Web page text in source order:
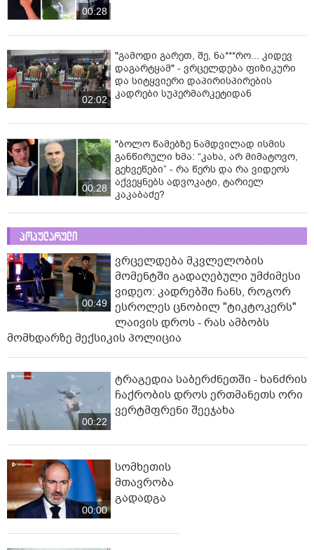
00:28
02:02
"გამოდი გარეთ, შე, ნა***რო... კიდევ
დაგარტყამ" - ვრცელდება ფიზიკური
და სიტყვიერი დაპირისპირების
კადრები სუპერმარკეტიდან
00:28
"ბოლო წამებზე ნამდვილად ისმის
განწირული ხმა: “კახა, არ მიმატოვო,
გეხვეწები” - რა წერს და რა ვიდეოს
აქვეყნებს ადვოკატი, ტარიელ
კაკაბაძე?
პოპულარული
00:49
ვრცელდება მკვლელობის
მომენტში გადაღებული უმძიმესი
ვიდეო: კადრებში ჩანს, როგორ
ესროლეს ცნობილ "ტიკტოკერს"
ლაივის დროს - რას ამბობს
მომხდარზე მექსიკის პოლიცია
00:22
ტრაგედია საბერძნეთში - ხანძრის
ჩაქრობის დროს ერთმანეთს ორი
ვერტმფრენი შეეჯახა
00:00
სომხეთის
მთავრობა
გადადგა